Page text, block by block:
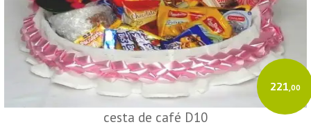
221,00
cesta de café D10